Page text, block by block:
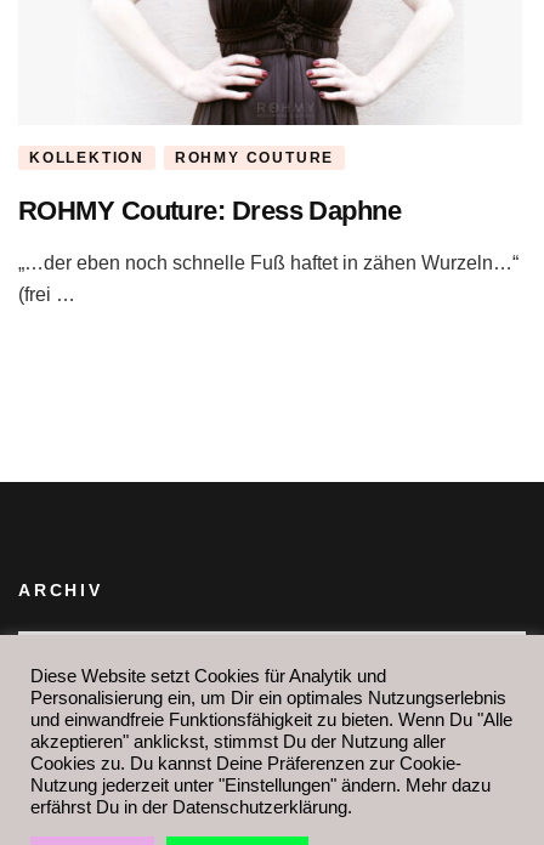
KOLLEKTION ROHMY COUTURE
ROHMY Couture: Dress Daphne
„…der eben noch schnelle Fuß haftet in zähen Wurzeln…“
(frei …
ARCHIV
IHR FINDET MICH AUCH HIER:
Diese Website setzt Cookies für Analytik und
Personalisierung ein, um Dir ein optimales Nutzungserlebnis
und einwandfreie Funktionsfähigkeit zu bieten. Wenn Du "Alle
akzeptieren" anklickst, stimmst Du der Nutzung aller
Cookies zu. Du kannst Deine Präferenzen zur Cookie-
Nutzung jederzeit unter "Einstellungen" ändern. Mehr dazu
erfährst Du in der Datenschutzerklärung.